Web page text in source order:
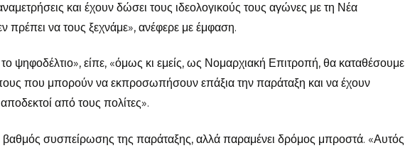
και έχουν δώσει τους ιδεολογικούς τους αγώνες με τη Νέα
πρέπει να τους ξεχνάμε», ανέφερε με έμφαση.
ψηφοδέλτιο», είπε, «όμως κι εμείς, ως Νομαρχιακή Επιτροπή, θα καταθέσουμε
που μπορούν να εκπροσωπήσουν επάξια την παράταξη και να έχουν
από τους πολίτες».
βαθμός συσπείρωσης της παράταξης, αλλά παραμένει δρόμος μπροστά. «Αυτός